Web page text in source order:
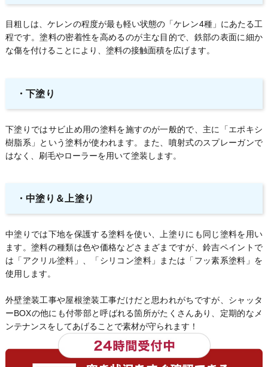
目粗しは、ケレンの程度が最も軽い状態の「ケレン4種」にあたる工
程です。塗料の密着性を高めるのが主な目的で、鉄部の表面に細か
な傷を付けることにより、塗料の接触面積を広げます。
・下塗り
下塗りではサビ止め用の塗料を施すのが一般的で、主に「エポキシ
樹脂系」という塗料が使われます。また、噴射式のスプレーガンで
はなく、刷毛やローラーを用いて塗装します。
・中塗り＆上塗り
中塗りでは下地を保護する塗料を使い、上塗りにも同じ塗料を用い
ます。塗料の種類は色や価格などさまざまですが、鈴吉ペイントで
は「アクリル塗料」、「シリコン塗料」または「フッ素系塗料」を
使用します。
外壁塗装工事や屋根塗装工事だけだと思われがちですが、シャッタ
ーBOXの他にも付帯部と呼ばれる箇所がたくさんあり、定期的なメ
ンテナンスをしてあげることで素材が守られます！